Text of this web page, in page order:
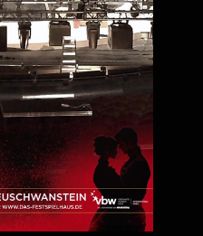
MARIA THERESIA – DAS
MESSIAH
GALA), mit einer
vonJonathan Huor
MAMMA MIA! /
& JULIA, RAIMUND-
einem beeindruckenden
(u.a. MARIA THERESIA –
(London), SUNSET